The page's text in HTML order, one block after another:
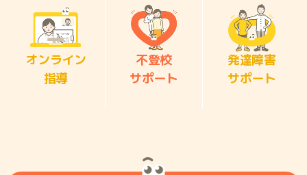
オンライン
指導
不登校
サポート
発達障害
サポート